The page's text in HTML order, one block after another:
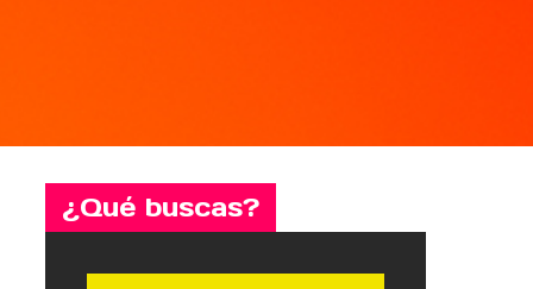
¿Qué buscas?